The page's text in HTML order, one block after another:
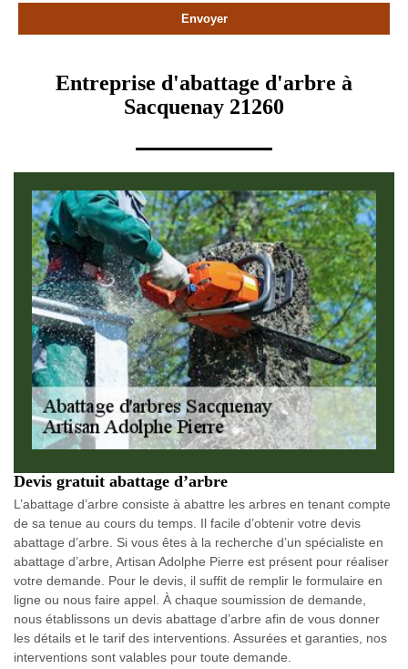
Entreprise d'abattage d'arbre à
Sacquenay 21260
Devis gratuit abattage d’arbre
L’abattage d’arbre consiste à abattre les arbres en tenant compte
de sa tenue au cours du temps. Il facile d’obtenir votre devis
abattage d’arbre. Si vous êtes à la recherche d’un spécialiste en
abattage d’arbre, Artisan Adolphe Pierre est présent pour réaliser
votre demande. Pour le devis, il suffit de remplir le formulaire en
ligne ou nous faire appel. À chaque soumission de demande,
nous établissons un devis abattage d’arbre afin de vous donner
les détails et le tarif des interventions. Assurées et garanties, nos
interventions sont valables pour toute demande.